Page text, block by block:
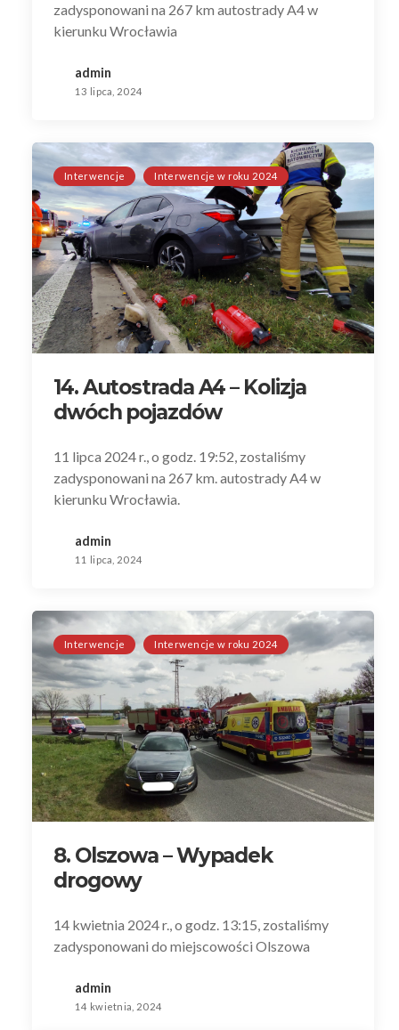
zadysponowani na 267 km autostrady A4 w
kierunku Wrocławia
admin
13 lipca, 2024
Interwencje Interwencje w roku 2024
14. Autostrada A4 – Kolizja
dwóch pojazdów
11 lipca 2024 r., o godz. 19:52, zostaliśmy
zadysponowani na 267 km. autostrady A4 w
kierunku Wrocławia.
admin
11 lipca, 2024
Interwencje Interwencje w roku 2024
8. Olszowa – Wypadek
drogowy
14 kwietnia 2024 r., o godz. 13:15, zostaliśmy
zadysponowani do miejscowości Olszowa
admin
14 kwietnia, 2024